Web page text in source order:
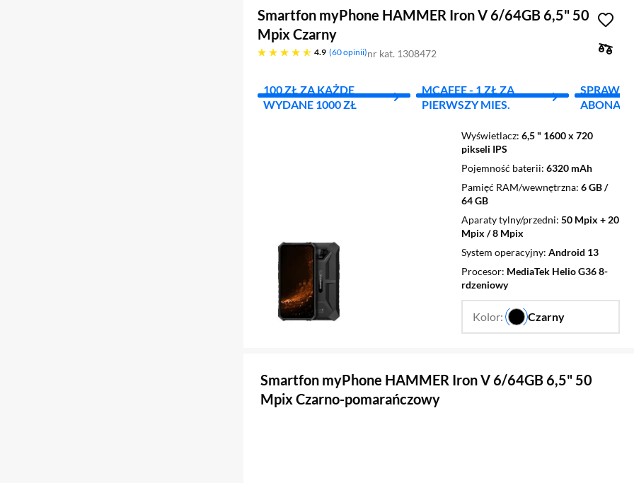
Smartfon myPhone HAMMER Iron V 6/64GB 6,5" 50
Mpix Czarny
4.9
4.9 gwiazdek 60 opinii nr kat. 1308472
100 ZŁ ZA KAŻDE
WYDANE 1000 ZŁ
MCAFEE - 1 ZŁ ZA
PIERWSZY MIES.
SPRAWDŹ
Wyświetlacz 6,5 " 1600 x 720
pikseli IPS
Pojemność baterii 6320 mAh
Pamięć RAM/wewnętrzna 6 GB /
64 GB
Aparaty tylny/przedni 50 Mpix + 20
Mpix / 8 Mpix
System operacyjny Android 13
Procesor MediaTek Helio G36 8-
rdzeniowy
Kolor: Czarny
…
Smartfon myPhone HAMMER Iron V 6/64GB 6,5" 50
Mpix Czarno-pomarańczowy